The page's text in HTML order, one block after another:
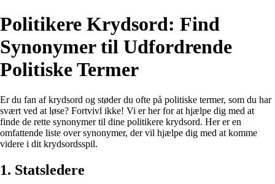
Politikere Krydsord: Find
Synonymer til Udfordrende
Politiske Termer
Er du fan af krydsord og støder du ofte på politiske termer, som du har
svært ved at løse? Fortvivl ikke! Vi er her for at hjælpe dig med at
finde de rette synonymer til dine politikere krydsord. Her er en
omfattende liste over synonymer, der vil hjælpe dig med at komme
videre i dit krydsordsspil.
1. Statsledere